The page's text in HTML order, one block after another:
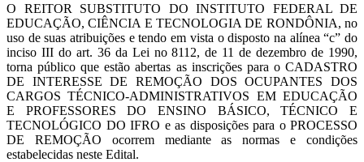
O REITOR SUBSTITUTO DO INSTITUTO FEDERAL DE
EDUCAÇÃO, CIÊNCIA E TECNOLOGIA DE RONDÔNIA, no
uso de suas atribuições e tendo em vista o disposto na alínea “c” do
inciso III do art. 36 da Lei no 8112, de 11 de dezembro de 1990,
torna público que estão abertas as inscrições para o CADASTRO
DE INTERESSE DE REMOÇÃO DOS OCUPANTES DOS
CARGOS TÉCNICO-ADMINISTRATIVOS EM EDUCAÇÃO
E PROFESSORES DO ENSINO BÁSICO, TÉCNICO E
TECNOLÓGICO DO IFRO e as disposições para o PROCESSO
DE REMOÇÃO ocorrem mediante as normas e condições
estabelecidas neste Edital.